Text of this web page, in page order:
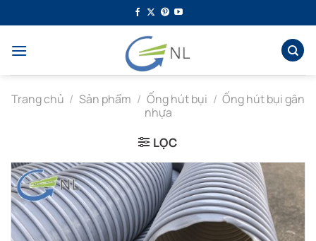
qua
dung
Trang chủ / Sản phẩm / Ống hút bụi / Ống hút bụi gân
nhựa
LỌC